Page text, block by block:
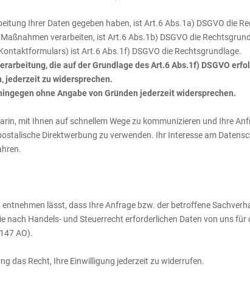
Ihrer Daten gegeben haben, ist Art.6 Abs.1a) DSGVO die
verarbeiten, ist Art.6 Abs.1b) DSGVO die
ist Art.6 Abs.1f) DSGVO die Rechtsgrundlage.
die auf der Grundlage des Art.6 Abs.1f) DSGVO
jederzeit zu widersprechen.
ohne Angabe von Gründen jederzeit widersprechen.
mit Ihnen auf schnellem Wege zu kommunizieren und Ihre
Direktwerbung zu verwenden. Ihr Interesse am
lässt, dass Ihre Anfrage bzw. der betroffene
nach Handels- und Steuerrecht erforderlichen Daten von uns
AO).
das Recht, Ihre Einwilligung jederzeit zu widerrufen.